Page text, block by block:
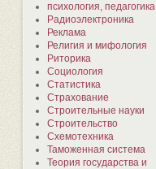
психология, педагогика
Радиоэлектроника
Реклама
Религия и мифология
Риторика
Социология
Статистика
Страхование
Строительные науки
Строительство
Схемотехника
Таможенная система
Теория государства и